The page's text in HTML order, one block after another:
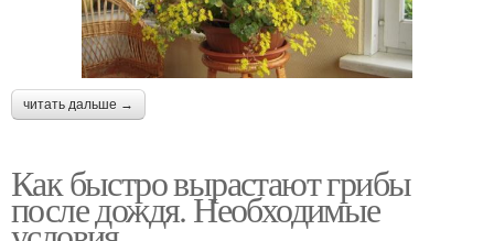
читать дальше →
Как быстро вырастают грибы
после дождя. Необходимые